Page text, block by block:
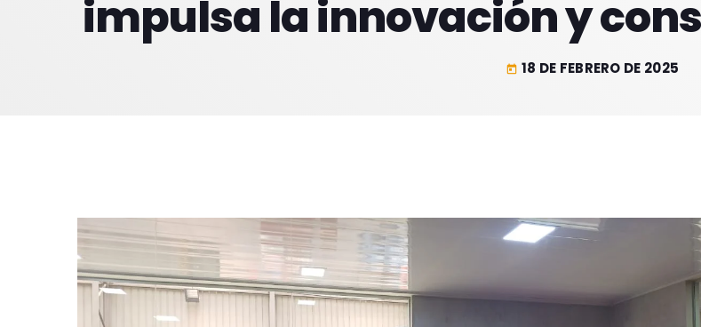
impulsa la innovación y
today 18 DE FEBRERO DE 2025